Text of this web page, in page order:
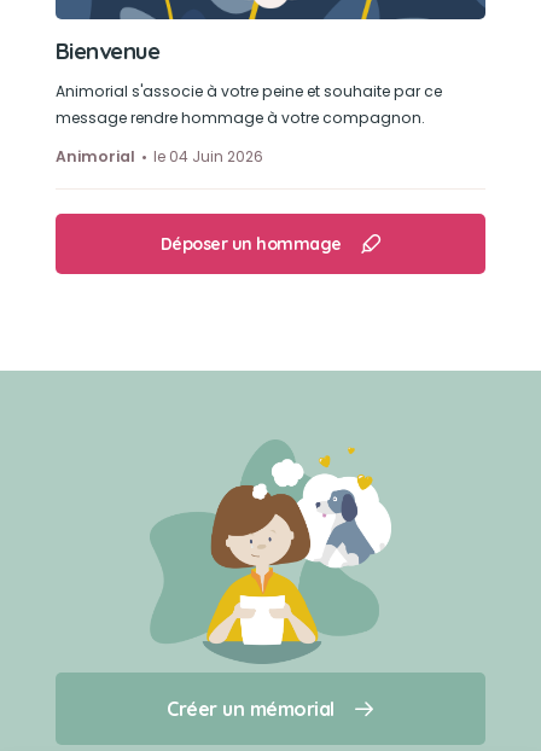
Créer un mémorial
Qui sommes-nous ?
Bienvenue
Animorial s'associe à votre peine et souhaite par ce
message rendre hommage à votre compagnon.
Animorial
le 04 Juin 2026
Déposer un hommage
Créer un mémorial